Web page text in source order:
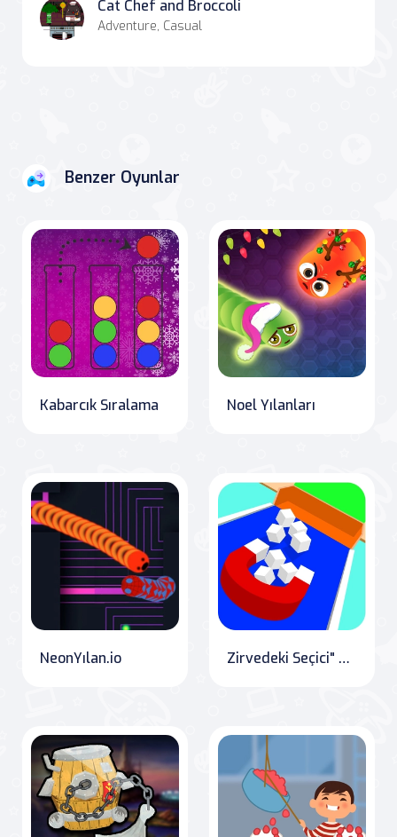
Cat Chef and Broccoli
Adventure, Casual
Benzer Oyunlar
Kabarcık Sıralama Noel Yılanları
NeonYılan.io Zirvedeki Seçici" which translates to "The Picker on Top